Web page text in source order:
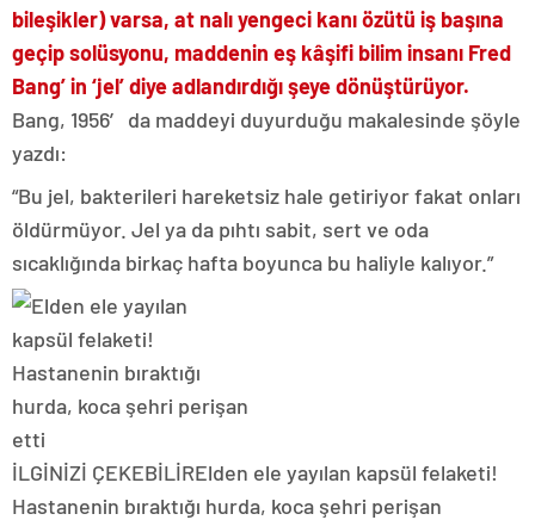
bileşikler) varsa, at nalı yengeci kanı özütü iş başına
geçip solüsyonu, maddenin eş kâşifi bilim insanı Fred
Bang’ in ‘jel’ diye adlandırdığı şeye dönüştürüyor.
Bang, 1956′ da maddeyi duyurduğu makalesinde şöyle
yazdı:
“Bu jel, bakterileri hareketsiz hale getiriyor fakat onları
öldürmüyor. Jel ya da pıhtı sabit, sert ve oda
sıcaklığında birkaç hafta boyunca bu haliyle kalıyor.”
İLGİNİZİ ÇEKEBİLİRElden ele yayılan kapsül felaketi!
Hastanenin bıraktığı hurda, koca şehri perişan